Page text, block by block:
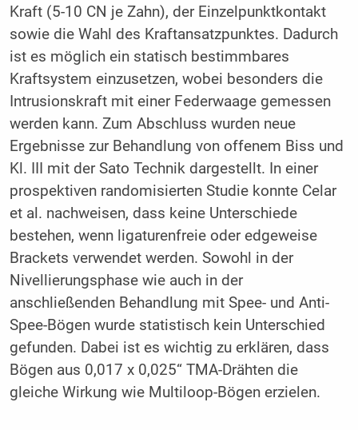
Kraft (5-10 CN je Zahn), der Einzelpunktkontakt
sowie die Wahl des Kraftansatzpunktes. Dadurch
ist es möglich ein statisch bestimmbares
Kraftsystem einzusetzen, wobei besonders die
Intrusionskraft mit einer Federwaage gemessen
werden kann. Zum Abschluss wurden neue
Ergebnisse zur Behandlung von offenem Biss und
Kl. III mit der Sato Technik dargestellt. In einer
prospektiven randomisierten Studie konnte Celar
et al. nachweisen, dass keine Unterschiede
bestehen, wenn ligaturenfreie oder edgeweise
Brackets verwendet werden. Sowohl in der
Nivellierungsphase wie auch in der
anschließenden Behandlung mit Spee- und Anti-
Spee-Bögen wurde statistisch kein Unterschied
gefunden. Dabei ist es wichtig zu erklären, dass
Bögen aus 0,017 x 0,025“ TMA-Drähten die
gleiche Wirkung wie Multiloop-Bögen erzielen.